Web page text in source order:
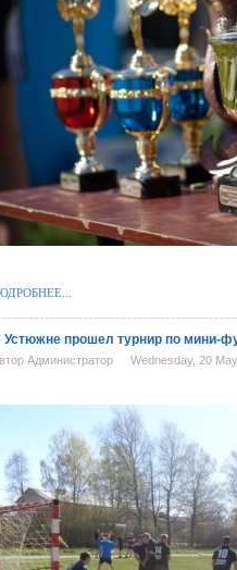
Устюжне прошел турнир по мини-
Администратор Wednesday, 20